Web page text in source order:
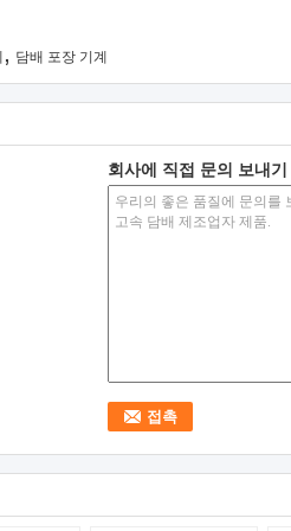
, 담배 포장 기계
회사에 직접 문의 보내기